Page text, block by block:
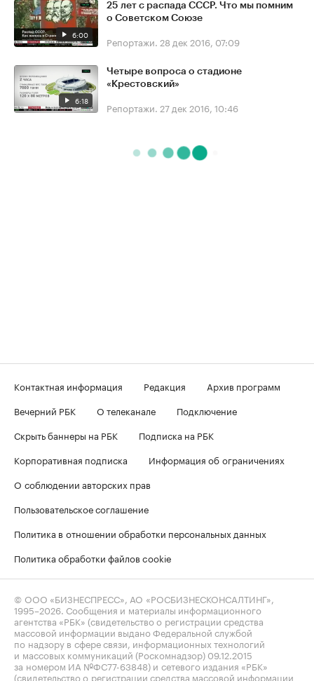
6:00
25 лет с распада СССР. Что мы помним
о Советском Союзе
Репортажи. 28 дек 2016, 07:09
6:18
Четыре вопроса о стадионе
«Крестовский»
Репортажи. 27 дек 2016, 10:46
Контактная информация Редакция
Архив программ
Вечерний РБК
О телеканале
Подключение
Скрыть баннеры на РБК
Подписка на РБК
Корпоративная подписка
Информация об ограничениях
О соблюдении авторских прав
Пользовательское соглашение
Политика в отношении обработки персональных данных
Политика обработки файлов cookie
© ООО «БИЗНЕСПРЕСС», АО «РОСБИЗНЕСКОНСАЛТИНГ»,
1995–2026 . Сообщения и материалы информационного
агентства «РБК» (свидетельство о регистрации средства
массовой информации выдано Федеральной службой
по надзору в сфере связи, информационных технологий
и массовых коммуникаций (Роскомнадзор) 09.12.2015
за номером ИА №ФС77-63848) и сетевого издания «РБК»
(свидетельство о регистрации средства массовой информации